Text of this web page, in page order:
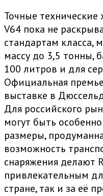
Точные технические
V64 пока не
стандартам
массу до 3,5 тонны,
100 литров и для
Официальная
выставке в
Для российского
могут быть
размеры,
возможность
снаряжения делают
привлекательным
стране, так и за её